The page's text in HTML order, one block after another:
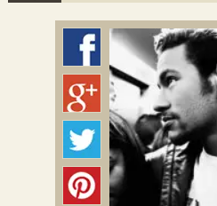
Colmeia Exchange